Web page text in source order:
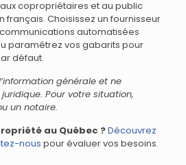
copropriétaires et au public
français. Choisissez un fournisseur
automatisées
paramétrez vos gabarits pour
défaut.
générale et ne
Pour votre situation,
un notaire.
au Québec ?Découvrez
nous pour évaluer vos besoins.